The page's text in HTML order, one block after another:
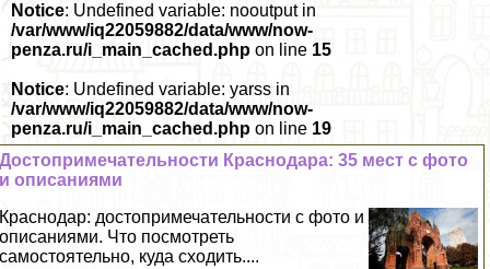
Notice: Undefined variable: nooutput in
/var/www/iq22059882/data/www/now-
penza.ru/i_main_cached.php on line 15
Notice: Undefined variable: yarss in
/var/www/iq22059882/data/www/now-
penza.ru/i_main_cached.php on line 19
Достопримечательности Краснодара: 35 мест с фото
и описаниями
Краснодар: достопримечательности с фото и
описаниями. Что посмотреть
самостоятельно, куда сходить....